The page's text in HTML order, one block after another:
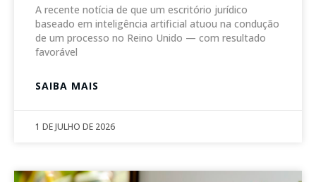
A recente notícia de que um escritório jurídico
baseado em inteligência artificial atuou na condução
de um processo no Reino Unido — com resultado
favorável
SAIBA MAIS
1 DE JULHO DE 2026